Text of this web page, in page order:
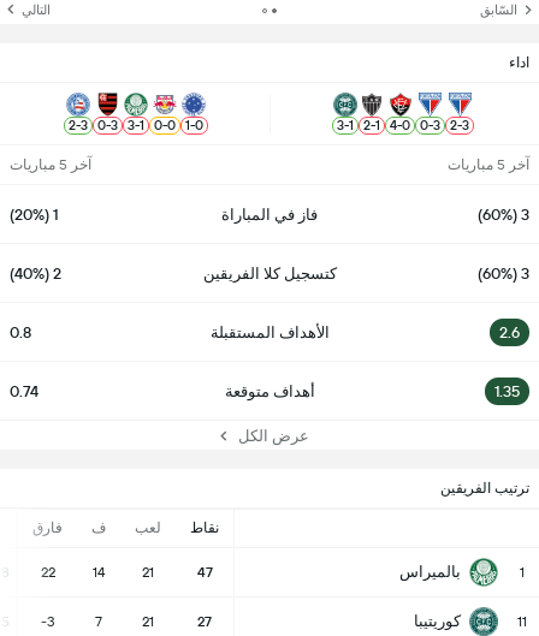
السّابق التالي
اداء
3
-
2
3
-
0
0
-
4
1
-
2
1
-
3
0
-
1
0
-
0
1
-
3
3
-
0
3
-
2
آخر 5 مباريات آخر 5 مباريات
3 (60%) فاز في المباراة 1 (20%)
3 (60%) كتسجيل كلا الفريقين 2 (40%)
2.6 الأهداف المستقبلة 0.8
1.35 أهداف متوقعة 0.74
عرض الكل
ترتيب الفريقين
نقاط لعب ف فارق
1 بالميراس 47
21
14
22
11 كوريتيبا 27
21
7
-3